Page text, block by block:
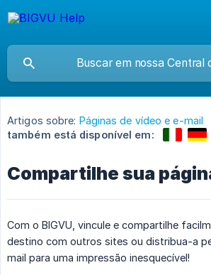
Artigos sobre: Páginas de vídeo e e-mail
também está disponível em:
Compartilhe sua
Com o BIGVU, vincule e compartilhe
destino com outros sites ou distribua-a
mail para uma impressão inesquecível!